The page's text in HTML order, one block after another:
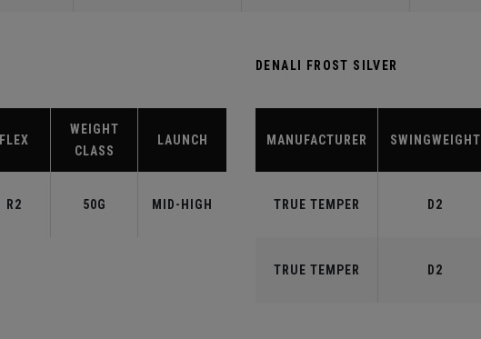
FLEX
WEIGHT
CLASS
LAUNCH
R2 50G MID-HIGH
DENALI FROST SILVER
MANUFACTURER SWINGWEIGHT
TRUE TEMPER D2
TRUE TEMPER D2